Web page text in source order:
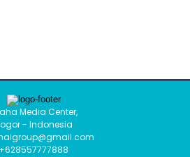
Media Center,
- Indonesia
+628557777888